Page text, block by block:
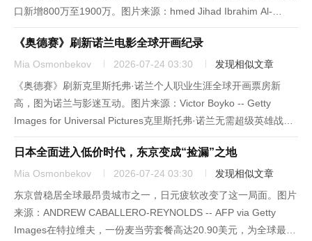
口新增800万至1900万。图片来源：hmed Jihad Ibrahim Al-
arini/Anadolu -- Getty Images联合国于周二发布的报告指出，伊
朗战争的影响...
《奥德赛》刷新诺兰电影全球开画纪录
Mia Osmonbekov 2026-07-24 03:30
发现相似文章
《奥德赛》刷新克里斯托弗·诺兰个人职业生涯全球开画票房新
高，图为诺兰与影迷互动。图片来源：Victor Boyko -- Getty
Images for Universal Pictures克里斯托弗·诺兰无需超级英雄战
衣、光剑或统一的联动宇宙，就能让电影院座无虚席。这位导演仅
凭自身的品牌号召力，...
日本全面进入低价时代，东京变成“捡漏”之地
Mia Osmonbekov 2026-07-24 03:30
发现相似文章
东京曾稳居全球最昂贵城市之一，日元疲软改变了这一局面。图片
来源：ANDREW CABALLERO-REYNOLDS -- AFP via Getty
Images在特拉维夫，一份麦当劳套餐高达20.90美元，为全球最